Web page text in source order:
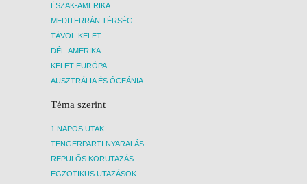
ÉSZAK-AMERIKA
MEDITERRÁN TÉRSÉG
TÁVOL-KELET
DÉL-AMERIKA
KELET-EURÓPA
AUSZTRÁLIA ÉS ÓCEÁNIA
Téma szerint
1 NAPOS UTAK
TENGERPARTI NYARALÁS
REPÜLŐS KÖRUTAZÁS
EGZOTIKUS UTAZÁSOK